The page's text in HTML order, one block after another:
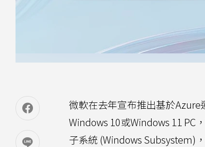
微軟在去年宣布推出基於Azure
Windows 10或Windows 11 PC
子系統 (Windows Subsystem)